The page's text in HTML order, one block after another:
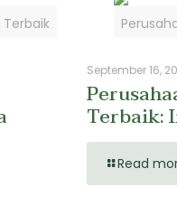
Terbaik
September 16,
Terbaik:
Read